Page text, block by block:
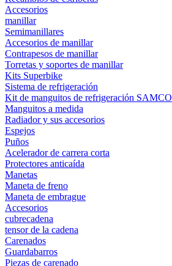
Accesorios
manillar
Semimanillares
Accesorios de manillar
Contrapesos de manillar
Torretas y soportes de manillar
Kits Superbike
Sistema de refrigeración
Kit de manguitos de refrigeración SAMCO
Manguitos a medida
Radiador y sus accesorios
Espejos
Puños
Acelerador de carrera corta
Protectores anticaída
Manetas
Maneta de freno
Maneta de embrague
Accesorios
cubrecadena
tensor de la cadena
Carenados
Guardabarros
Piezas de carenado